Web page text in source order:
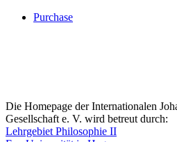
Purchase
Die Homepage der Internationalen
Gesellschaft e. V. wird betreut durch:
Lehrgebiet Philosophie II